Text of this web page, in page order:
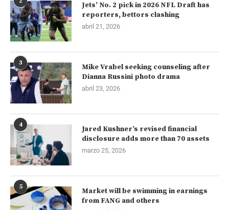
Jets’ No. 2 pick in 2026 NFL Draft has
reporters, bettors clashing
abril 21, 2026
3
Mike Vrabel seeking counseling after
Dianna Russini photo drama
abril 23, 2026
4
Jared Kushner’s revised financial
disclosure adds more than 70 assets
marzo 25, 2026
5
Market will be swimming in earnings
from FANG and others